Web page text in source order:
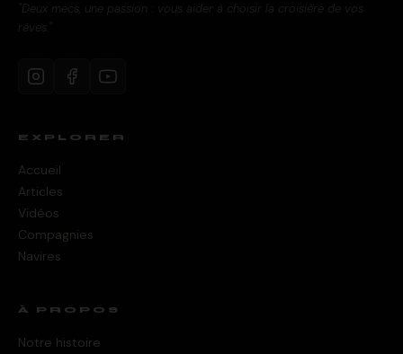
"Deux mecs, une passion : vous aider à choisir la croisière de vos
rêves."
EXPLORER
Accueil
Articles
Vidéos
Compagnies
Navires
À PROPOS
Notre histoire